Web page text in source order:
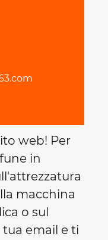
web! Per
in
macchina
o sul
tua email e ti